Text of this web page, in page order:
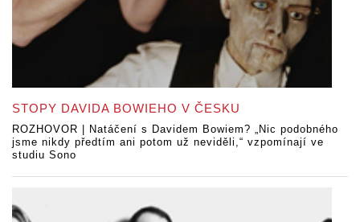
STOPY DAVIDA BOWIEHO V ČESKU
ROZHOVOR | Natáčení s Davidem Bowiem? „Nic podobného
jsme nikdy předtím ani potom už neviděli,“ vzpomínají ve
studiu Sono